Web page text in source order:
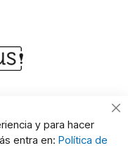
y para hacer
entra en: Política de